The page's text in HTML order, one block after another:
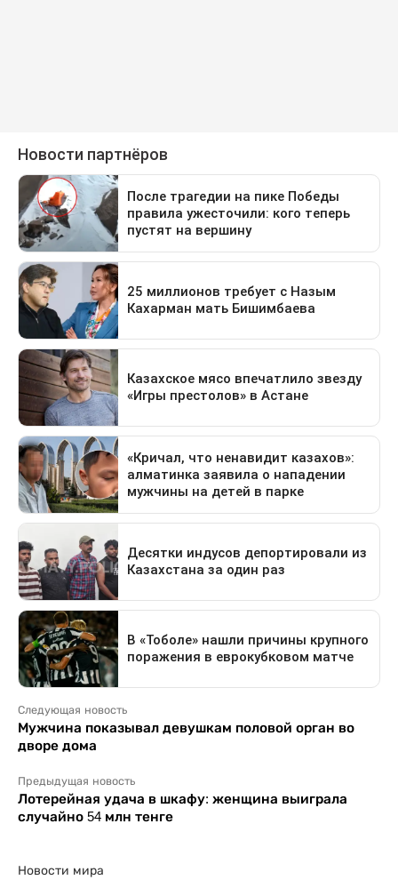
Следующая новость
Мужчина показывал девушкам половой орган во
дворе дома
Предыдущая новость
Лотерейная удача в шкафу: женщина выиграла
случайно 54 млн тенге
Новости мира